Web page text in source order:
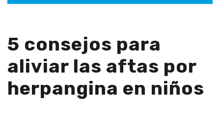
5 consejos para
aliviar las aftas por
herpangina en niños